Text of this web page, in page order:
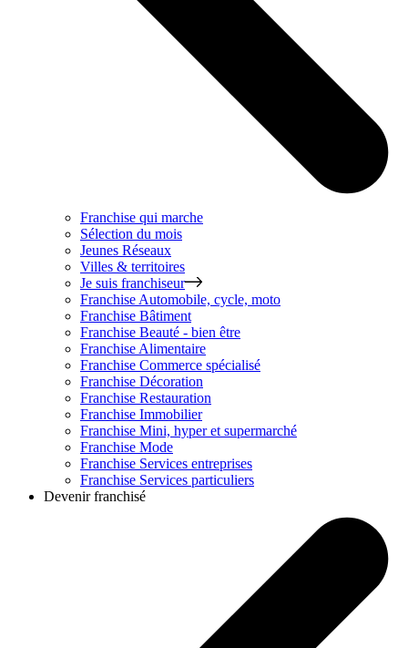
Franchise qui marche
Sélection du mois
Jeunes Réseaux
Villes & territoires
Je suis franchiseur
Franchise Automobile, cycle, moto
Franchise Bâtiment
Franchise Beauté - bien être
Franchise Alimentaire
Franchise Commerce spécialisé
Franchise Décoration
Franchise Restauration
Franchise Immobilier
Franchise Mini, hyper et supermarché
Franchise Mode
Franchise Services entreprises
Franchise Services particuliers
Devenir franchisé